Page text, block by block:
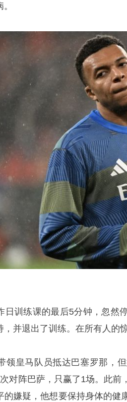
日训练课的最后5分钟，忽然
并退出了训练。在所有人的
领皇马队员抵达巴塞罗那，
对阵巴萨，只赢了1场。此前
的嫌疑，他想要保持身体的健